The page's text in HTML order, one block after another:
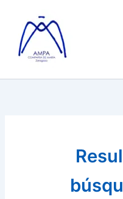
contenido